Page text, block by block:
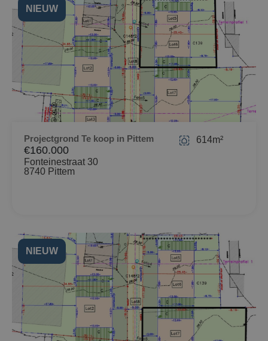
NIEUW
Projectgrond Te koop in Pittem
€160.000
Fonteinestraat 30
8740 Pittem
614m²
NIEUW